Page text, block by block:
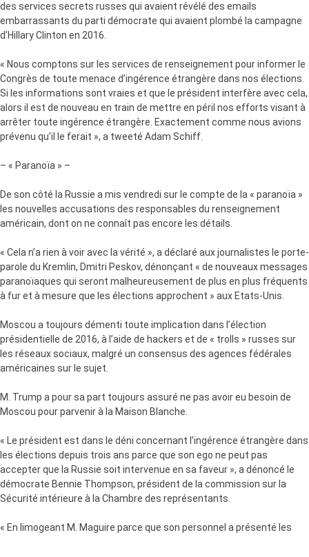
des services secrets russes qui avaient révélé des emails
embarrassants du parti démocrate qui avaient plombé la campagne
d’Hillary Clinton en 2016.
« Nous comptons sur les services de renseignement pour informer le
Congrès de toute menace d’ingérence étrangère dans nos élections.
Si les informations sont vraies et que le président interfère avec cela,
alors il est de nouveau en train de mettre en péril nos efforts visant à
arrêter toute ingérence étrangère. Exactement comme nous avions
prévenu qu’il le ferait », a tweeté Adam Schiff.
– « Paranoïa » –
De son côté la Russie a mis vendredi sur le compte de la « paranoïa »
les nouvelles accusations des responsables du renseignement
américain, dont on ne connaît pas encore les détails.
« Cela n’a rien à voir avec la vérité », a déclaré aux journalistes le porte-
parole du Kremlin, Dmitri Peskov, dénonçant « de nouveaux messages
paranoïaques qui seront malheureusement de plus en plus fréquents
à fur et à mesure que les élections approchent » aux Etats-Unis.
Moscou a toujours démenti toute implication dans l’élection
présidentielle de 2016, à l’aide de hackers et de « trolls » russes sur
les réseaux sociaux, malgré un consensus des agences fédérales
américaines sur le sujet.
M. Trump a pour sa part toujours assuré ne pas avoir eu besoin de
Moscou pour parvenir à la Maison Blanche.
« Le président est dans le déni concernant l’ingérence étrangère dans
les élections depuis trois ans parce que son ego ne peut pas
accepter que la Russie soit intervenue en sa faveur », a dénoncé le
démocrate Bennie Thompson, président de la commission sur la
Sécurité intérieure à la Chambre des représentants.
« En limogeant M. Maguire parce que son personnel a présenté les